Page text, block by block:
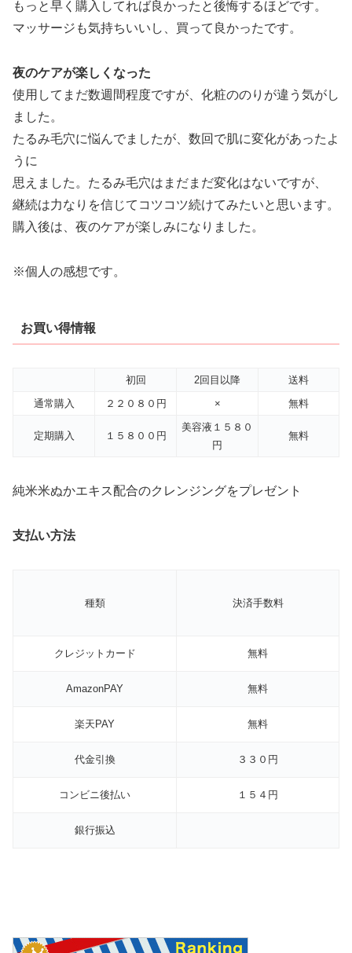
もっと早く購入してれば良かったと後悔するほどです。
マッサージも気持ちいいし、買って良かったです。
夜のケアが楽しくなった
使用してまだ数週間程度ですが、化粧ののりが違う気がし
ました。
たるみ毛穴に悩んでましたが、数回で肌に変化があったよ
うに
思えました。たるみ毛穴はまだまだ変化はないですが、
継続は力なりを信じてコツコツ続けてみたいと思います。
購入後は、夜のケアが楽しみになりました。
※個人の感想です。
お買い得情報
初回 2回目以降
送料
通常購入
２２０８０円 × 無料
定期購入 １５８００円
美容液１５８０
円
無料
純米米ぬかエキス配合のクレンジングをプレゼント
支払い方法
種類 決済手数料
クレジットカード 無料
AmazonPAY 無料
楽天PAY 無料
代金引換 ３３０円
コンビニ後払い １５４円
銀行振込